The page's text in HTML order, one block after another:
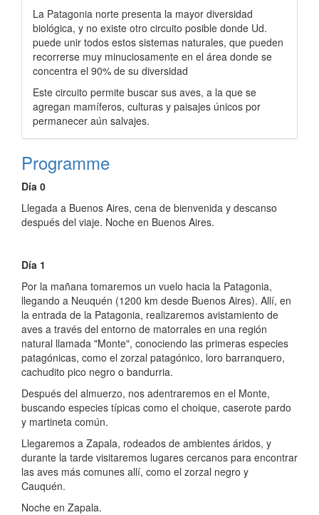
La Patagonia norte presenta la mayor diversidad
biológica, y no existe otro circuito posible donde Ud.
puede unir todos estos sistemas naturales, que pueden
recorrerse muy minuciosamente en el área donde se
concentra el 90% de su diversidad
Este circuito permite buscar sus aves, a la que se
agregan mamíferos, culturas y paisajes únicos por
permanecer aún salvajes.
Programme
Día 0
Llegada a Buenos Aires, cena de bienvenida y descanso
después del viaje. Noche en Buenos Aires.
Día 1
Por la mañana tomaremos un vuelo hacia la Patagonia,
llegando a Neuquén (1200 km desde Buenos Aires). Allí, en
la entrada de la Patagonia, realizaremos avistamiento de
aves a través del entorno de matorrales en una región
natural llamada "Monte", conociendo las primeras especies
patagónicas, como el zorzal patagónico, loro barranquero,
cachudito pico negro o bandurria.
Después del almuerzo, nos adentraremos en el Monte,
buscando especies típicas como el choique, caserote pardo
y martineta común.
Llegaremos a Zapala, rodeados de ambientes áridos, y
durante la tarde visitaremos lugares cercanos para encontrar
las aves más comunes allí, como el zorzal negro y
Cauquén.
Noche en Zapala.